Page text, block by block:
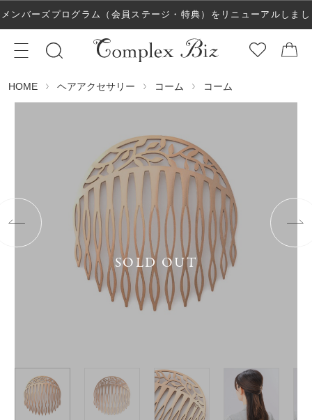
メンバーズプログラム（会員ステージ・特典）をリニューアルしまし
た！
HOME ヘアアクセサリー コーム コーム
SOLD OUT